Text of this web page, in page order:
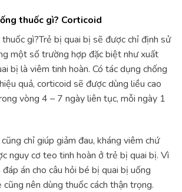
thuốc gì? Corticoid
gì?Trẻ bị quai bị sẽ được chỉ định sử
một số trường hợp đặc biệt như xuất
bị là viêm tinh hoàn. Có tác dụng chống
quả, corticoid sẽ được dùng liều cao
vòng 4 – 7 ngày liên tục, mỗi ngày 1
chỉ giúp giảm đau, kháng viêm chứ
nguy cơ teo tinh hoàn ở trẻ bị quai bị. Vì
án cho câu hỏi bé bị quai bị uống
nên dùng thuốc cách thận trọng.